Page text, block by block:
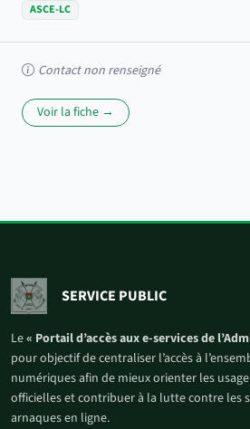
ASCE-LC
Contact non renseigné
Voir la fiche →
SERVICE PUBLIC
Le« Portail d’accès aux e-services de
pour objectif de centraliser l’accès à
numériques afin de mieux orienter les
officielles et contribuer à la lutte contre les
arnaques en ligne.